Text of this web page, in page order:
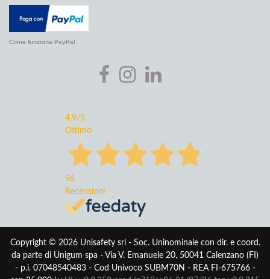
Come funziona PayPal
4,9/5
Ottimo
96
Recensioni
Copyright © 2026 Unisafety srl - Soc. Uninominale con dir. e coord.
da parte di Unigum spa - Via V. Emanuele 20, 50041 Calenzano (FI)
- p.i. 07048540483 - Cod Univoco SUBM70N - REA FI-675766 -